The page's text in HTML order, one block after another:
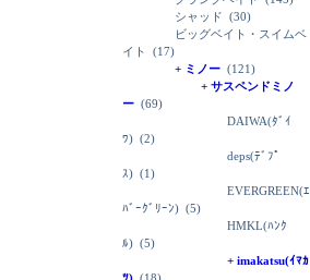
シャッド (30)
ビッグベイト・スイムベ
イト
(17)
+ ミノー (121)
+ サスペンドミノ
ー (69)
DAIWA(ﾀﾞｲ
ﾜ) (2)
deps(ﾃﾞﾌﾟ
ｽ) (1)
EVERGREEN(ｴ
ﾊﾞｰｸﾞﾘｰﾝ) (5)
HMKL(ﾊﾝｸ
ﾙ) (5)
+ imakatsu(ｲﾏｶ